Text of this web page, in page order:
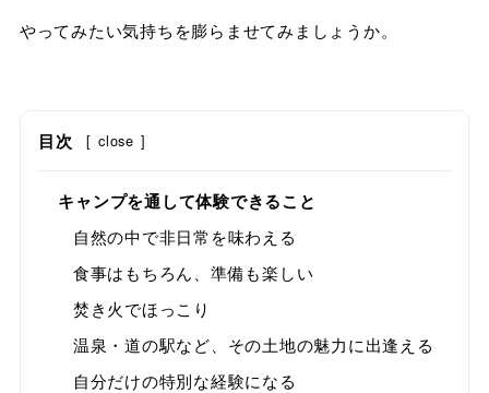
やってみたい気持ちを膨らませてみましょうか。
目次 [ close ]
キャンプを通して体験できること
自然の中で非日常を味わえる
食事はもちろん、準備も楽しい
焚き火でほっこり
温泉・道の駅など、その土地の魅力に出逢える
自分だけの特別な経験になる